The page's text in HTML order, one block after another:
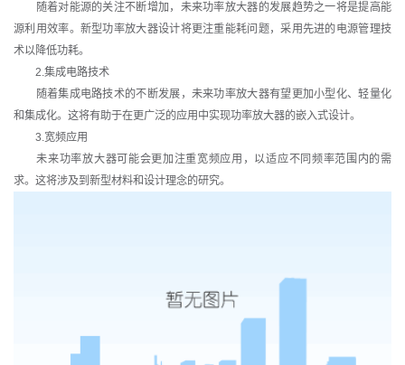
随着对能源的关注不断增加，未来功率放大器的发展趋势之一将是提高能
源利用效率。新型功率放大器设计将更注重能耗问题，采用先进的电源管理技
术以降低功耗。
2.集成电路技术
随着集成电路技术的不断发展，未来功率放大器有望更加小型化、轻量化
和集成化。这将有助于在更广泛的应用中实现功率放大器的嵌入式设计。
3.宽频应用
未来功率放大器可能会更加注重宽频应用，以适应不同频率范围内的需
求。这将涉及到新型材料和设计理念的研究。